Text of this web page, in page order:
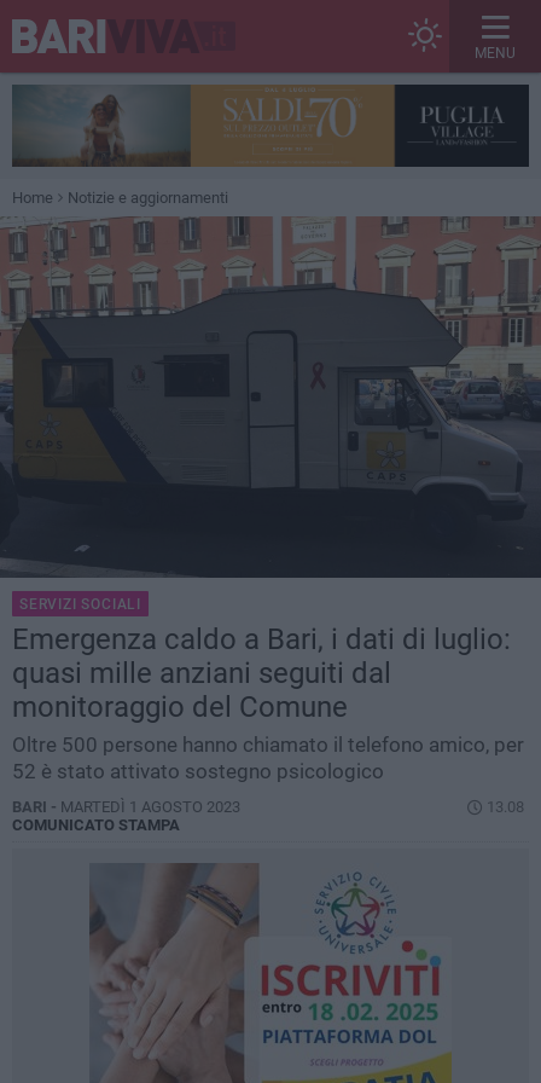
MENU
Home Notizie e aggiornamenti
SERVIZI SOCIALI
Emergenza caldo a Bari, i dati di luglio:
quasi mille anziani seguiti dal
monitoraggio del Comune
Oltre 500 persone hanno chiamato il telefono amico, per
52 è stato attivato sostegno psicologico
BARI - MARTEDÌ 1 AGOSTO 2023
13.08
COMUNICATO STAMPA